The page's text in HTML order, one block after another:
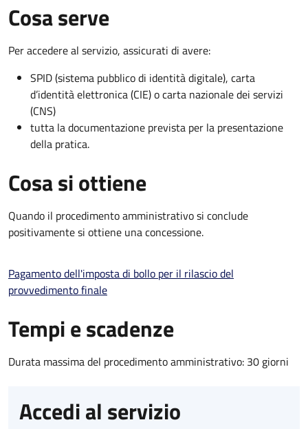
Cosa serve
Per accedere al servizio, assicurati di avere:
SPID (sistema pubblico di identità digitale), carta
d’identità elettronica (CIE) o carta nazionale dei servizi
(CNS)
tutta la documentazione prevista per la presentazione
della pratica.
Cosa si ottiene
Quando il procedimento amministrativo si conclude
positivamente si ottiene una concessione.
Pagamento dell'imposta di bollo per il rilascio del
provvedimento finale
Tempi e scadenze
Durata massima del procedimento amministrativo: 30 giorni
Accedi al servizio